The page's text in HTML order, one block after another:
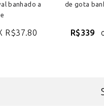
banhado a
R$37.80
de gota
R$339